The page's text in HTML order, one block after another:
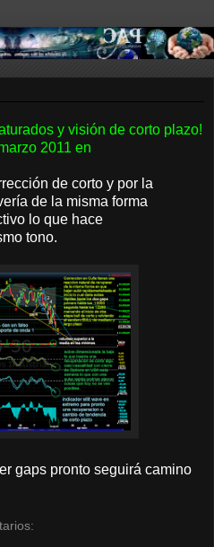
y visión de corto plazo!
2011 en
de corto y por la
de la misma forma
lo que hace
tono.
gaps pronto seguirá camino